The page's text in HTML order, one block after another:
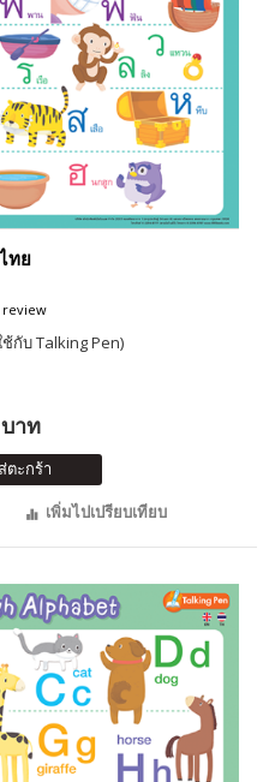
ทย
review
กับ Talking Pen)
าท
ตะกร้า
เพิ่มไปเปรียบเทียบ